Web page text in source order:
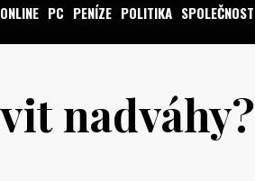
ONLINE PC PENÍZE POLITIKA SPOLEČNOST
nadváhy?